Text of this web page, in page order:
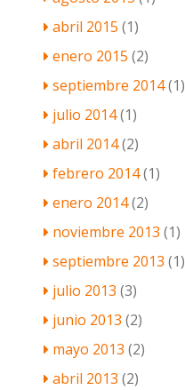
abril 2015 (1)
enero 2015 (2)
septiembre 2014(1)
julio 2014(1)
abril 2014(2)
febrero 2014(1)
enero 2014(2)
noviembre 2013 (1)
septiembre 2013 (1)
julio 2013 (3)
junio 2013 (2)
mayo 2013 (2)
abril 2013 (2)